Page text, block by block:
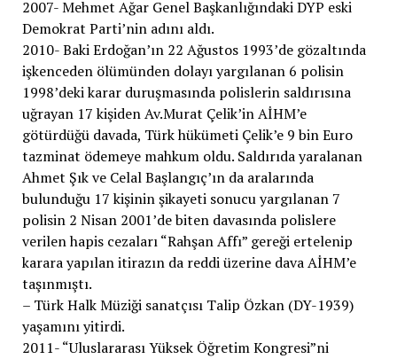
2007- Mehmet Ağar Genel Başkanlığındaki DYP eski
Demokrat Parti’nin adını aldı.
2010- Baki Erdoğan’ın 22 Ağustos 1993’de gözaltında
işkenceden ölümünden dolayı yargılanan 6 polisin
1998’deki karar duruşmasında polislerin saldırısına
uğrayan 17 kişiden Av.Murat Çelik’in AİHM’e
götürdüğü davada, Türk hükümeti Çelik’e 9 bin Euro
tazminat ödemeye mahkum oldu. Saldırıda yaralanan
Ahmet Şık ve Celal Başlangıç’ın da aralarında
bulunduğu 17 kişinin şikayeti sonucu yargılanan 7
polisin 2 Nisan 2001’de biten davasında polislere
verilen hapis cezaları “Rahşan Affı” gereği ertelenip
karara yapılan itirazın da reddi üzerine dava AİHM’e
taşınmıştı.
– Türk Halk Müziği sanatçısı Talip Özkan (DY-1939)
yaşamını yitirdi.
2011- “Uluslararası Yüksek Öğretim Kongresi”ni